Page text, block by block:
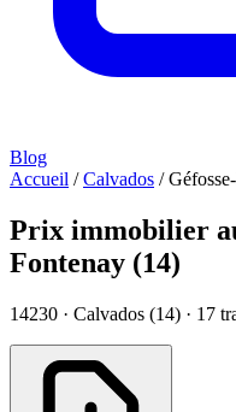
Blog
Accueil / Calvados /
Prix immobilier
Fontenay (14)
14230 · Calvados (14) · 17